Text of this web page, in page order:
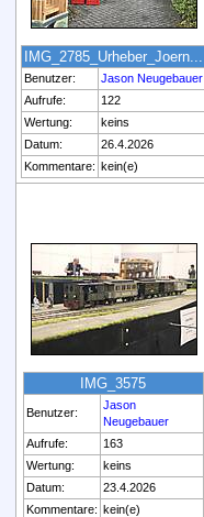
IMG_2785_Urheber_Joern...
Benutzer:
Jason Neugebauer
Aufrufe:
122
Wertung:
keins
Datum:
26.4.2026
Kommentare: kein(e)
IMG_3575
Benutzer:
Jason
Neugebauer
Aufrufe:
163
Wertung:
keins
Datum:
23.4.2026
Kommentare: kein(e)